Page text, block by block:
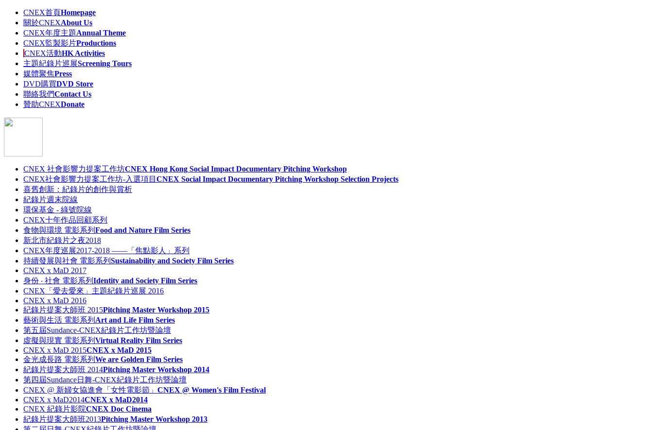
CNEX首頁Homepage
關於CNEXAbout Us
CNEX年度主題Annual Theme
CNEX監製影片Productions
CNEX活動HK Activities
主題紀錄片巡展Screening Tours
媒體聚焦Press
DVD購買DVD Store
聯絡我們Contact Us
贊助CNEXDonate
CNEX 社會影響力提案工作坊CNEX Hong Kong Social Impact Documentary Pitching Workshop
CNEX社會影響力提案工作坊-入選項目 CNEX Social Impact Documentary Pitching Workshop Selection Projects
喜舊創新：紀錄片的創作與賞析
紀錄片週末院線
環保基金 - 綠號院線
CNEX十年作品回顧系列
食物與環境 電影系列 Food and Nature Film Series
新北市紀錄片之夜2018
CNEX年度巡展2017-2018 ——「焦點影人」系列
持續發展與社會 電影系列 Sustainability and Society Film Series
CNEX x MaD 2017
身份 ‧ 社會 電影系列 Identity and Society Film Series
CNEX「愛去愛來」主題紀錄片巡展 2016
CNEX x MaD 2016
紀錄片提案大師班 2015Pitching Master Workshop 2015
藝術與生活 電影系列 Art and Life Film Series
第五屆Sundance-CNEX紀錄片工作坊暨論壇
虛擬與現實 電影系列 Virtual Reality Film Series
CNEX x MaD 2015CNEX x MaD 2015
金光成長路 電影系列 We are Golden Film Series
紀錄片提案大師班 2014Pitching Master Workshop 2014
第四屆Sundance日舞-CNEX紀錄片工作坊暨論壇
CNEX @ 新婦女協進會「女性電影節」 CNEX @ Women's Film Festival
CNEX x MaD2014CNEX x MaD2014
CNEX 紀錄片影院CNEX Doc Cinema
紀錄片提案大師班2013Pitching Master Workshop 2013